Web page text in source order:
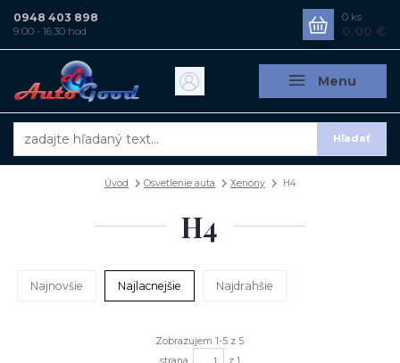
Menu
Hľadať
0948 403 898
9:00 - 16:30 hod
0 ks
0,00 €
Úvod Osvetlenie auta Xenóny H4
H4
Najnovšie Najlacnejšie Najdrahšie
Zobrazujem 1-5 z 5